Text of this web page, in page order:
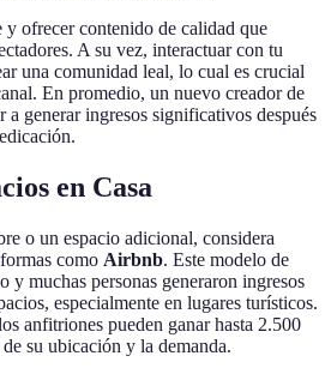
y ofrecer contenido de calidad que
A su vez, interactuar con tu
una comunidad leal, lo cual es crucial
En promedio, un nuevo creador de
a generar ingresos significativos después
en Casa
o un espacio adicional, considera
como Airbnb. Este modelo de
y muchas personas generaron ingresos
especialmente en lugares turísticos.
anfitriones pueden ganar hasta 2.500
su ubicación y la demanda.